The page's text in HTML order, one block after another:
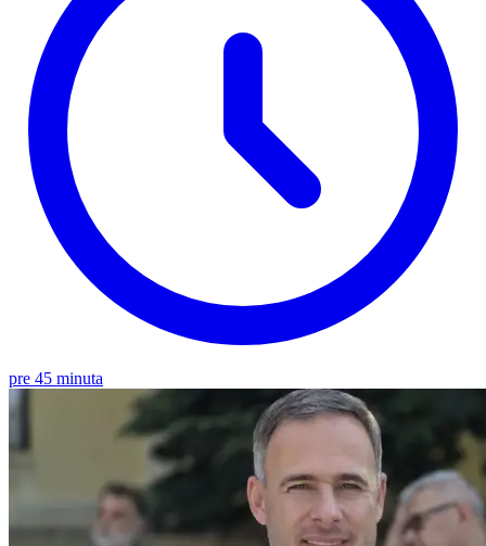
pre 45 minuta